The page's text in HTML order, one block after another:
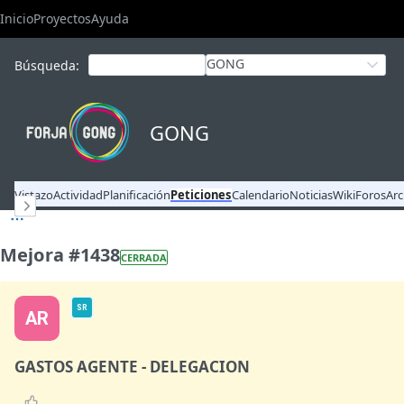
InicioProyectosAyuda
Búsqueda: GONG
GONG
VistazoActividadPlanificaciónPeticionesCalendarioNoticiasWikiForos
Mejora #1438CERRADA
AR SR
GASTOS AGENTE - DELEGACION